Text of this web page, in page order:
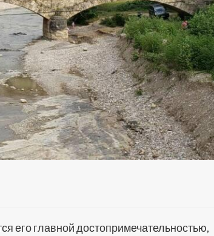
его главной достопримечательностью,